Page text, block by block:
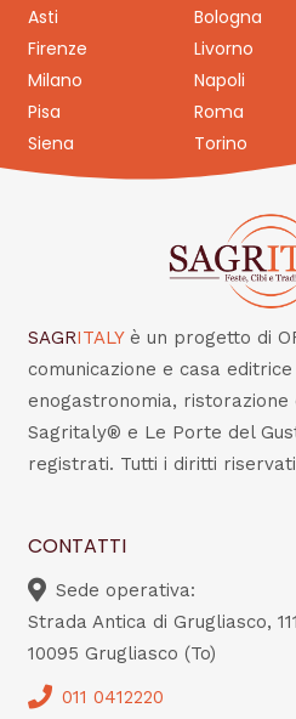
Asti Bologna
Firenze
Livorno
Milano
Napoli
Pisa
Roma
Siena
Torino
SAGRITALY è un progetto di
comunicazione e casa
enogastronomia, ristorazione
Sagritaly® e Le Porte del
registrati. Tutti i diritti
CONTATTI
Sede operativa:
Strada Antica di Grugliasco, 111
10095 Grugliasco (To)
011 0412220